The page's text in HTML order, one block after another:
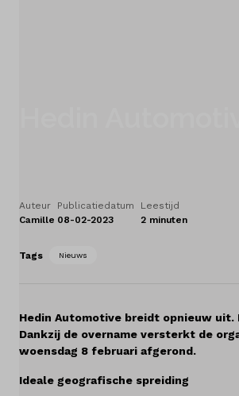
Vacatures
Merken
Auteur
Camille
Publicatiedatum
08-02-2023
Leestijd
2 minuten
Tags Nieuws
Hedin Automotive breidt opnieuw uit.
Dankzij de overname versterkt de
woensdag 8 februari afgerond.
Ideale geografische spreiding